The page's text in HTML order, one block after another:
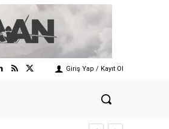
Giriş Yap / Kayıt Ol